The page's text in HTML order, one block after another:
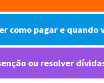
como pagar e quando
ou resolver